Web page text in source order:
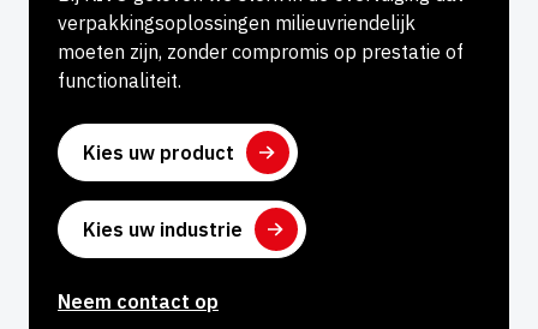
verpakkingsoplossingen milieuvriendelijk
moeten zijn, zonder compromis op prestatie of
functionaliteit.
Neem contact op
Kies uw product
Kies uw industrie